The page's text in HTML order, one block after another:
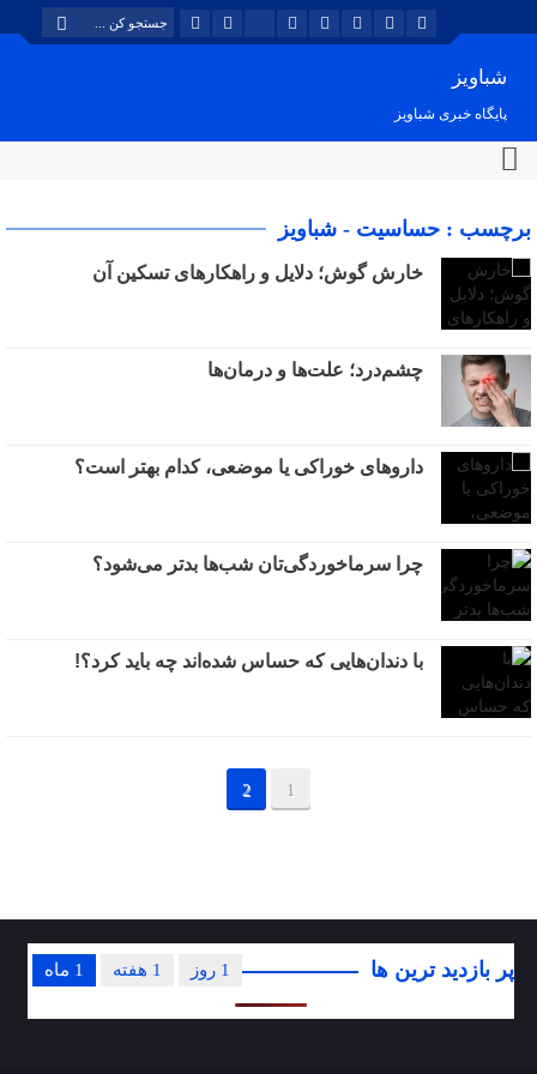
شباویز
پایگاه خبری شباویز
برچسب : حساسیت - شباویز
خارش گوش؛ دلایل و راهکارهای تسکین آن
چشم‌درد؛ علت‌ها و درمان‌ها
داروهای خوراکی یا موضعی، کدام بهتر است؟
چرا سرماخوردگی‌تان شب‌ها بدتر می‌شود؟
با دندان‌هایی که حساس شده‌اند چه باید کرد؟!
1
2
پر بازدید ترین ها 1 ماه 1 هفته 1 روز